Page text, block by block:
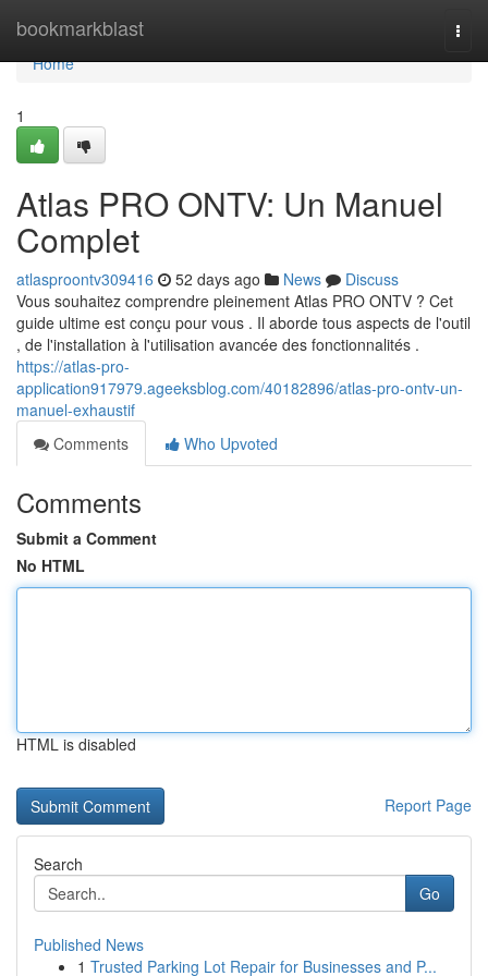
bookmarkblast
Home
Home
1
Atlas PRO ONTV: Un Manuel
Complet
atlasproontv309416 52 days ago News
Discuss
Vous souhaitez comprendre pleinement Atlas PRO ONTV ? Cet
guide ultime est conçu pour vous . Il aborde tous aspects de l'outil
, de l'installation à l'utilisation avancée des fonctionnalités .
https://atlas-pro-
application917979.ageeksblog.com/40182896/atlas-pro-ontv-un-
manuel-exhaustif
Comments
Who Upvoted
Comments
Submit a Comment
No HTML
HTML is disabled
Report Page
Search
Go
Published News
1 Trusted Parking Lot Repair for Businesses and P...